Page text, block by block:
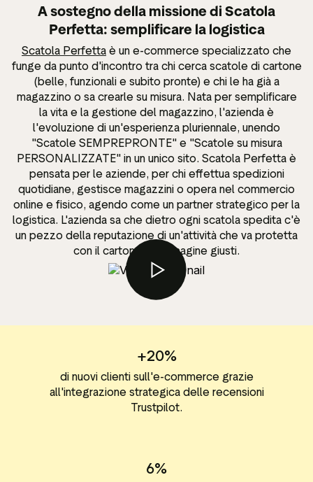
A sostegno della missione di Scatola
Perfetta: semplificare la logistica
Scatola Perfetta è un e-commerce specializzato che
funge da punto d'incontro tra chi cerca scatole di cartone
(belle, funzionali e subito pronte) e chi le ha già a
magazzino o sa crearle su misura. Nata per semplificare
la vita e la gestione del magazzino, l'azienda è
l'evoluzione di un'esperienza pluriennale, unendo
"Scatole SEMPREPRONTE" e "Scatole su misura
PERSONALIZZATE" in un unico sito. Scatola Perfetta è
pensata per le aziende, per chi effettua spedizioni
quotidiane, gestisce magazzini o opera nel commercio
online e fisico, agendo come un partner strategico per la
logistica. L'azienda sa che dietro ogni scatola spedita c'è
un pezzo della reputazione di un'attività che va protetta
con il cartone e l'immagine giusti.
+20%
di nuovi clienti sull'e-commerce grazie
all'integrazione strategica delle recensioni
Trustpilot.
6%